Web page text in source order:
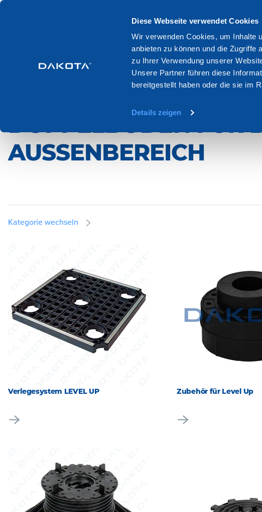
Diese Webseite verwendet Cookies
Wir verwenden Cookies, um Inhalte
anbieten zu können und die Zugriffe
zu Ihrer Verwendung unserer
Unsere Partner führen diese
bereitgestellt haben oder die sie im
Details zeigen
Boden und wandbelage Verstellbare stutzen fur
VERSTELLBARE
DOPPELBÖDEN FÜR
AUSSENBEREICH
Kategorie wechseln
Verlegesystem LEVEL UP Zubehör für Level Up